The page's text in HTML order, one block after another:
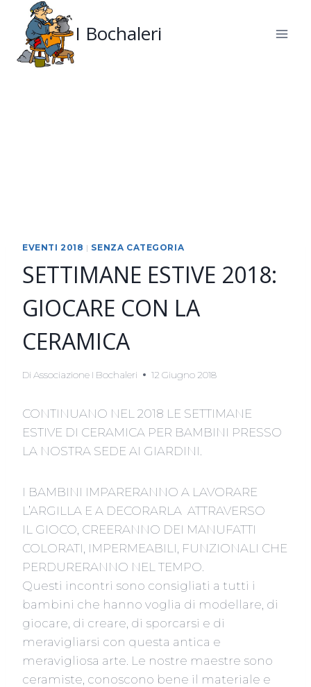
contenuto
I Bochaleri
EVENTI 2018 | SENZA CATEGORIA
SETTIMANE ESTIVE 2018:
GIOCARE CON LA
CERAMICA
Di Associazione I Bochaleri 12 Giugno 2018
CONTINUANO NEL 2018 LE SETTIMANE
ESTIVE DI CERAMICA PER BAMBINI PRESSO
LA NOSTRA SEDE AI GIARDINI.
I BAMBINI IMPARERANNO A LAVORARE
L’ARGILLA E A DECORARLA ATTRAVERSO
IL GIOCO, CREERANNO DEI MANUFATTI
COLORATI, IMPERMEABILI, FUNZIONALI CHE
PERDURERANNO NEL TEMPO.
Questi incontri sono consigliati a tutti i
bambini che hanno voglia di modellare, di
giocare, di creare, di sporcarsi e di
meravigliarsi con questa antica e
meravigliosa arte. Le nostre maestre sono
ceramiste, conoscono bene il materiale e